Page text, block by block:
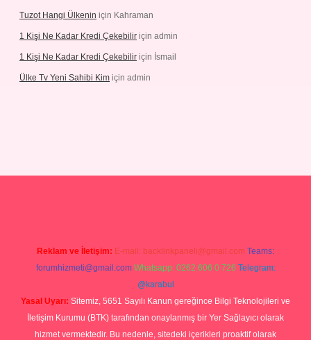
Tuzot Hangi Ülkenin için Kahraman
1 Kişi Ne Kadar Kredi Çekebilir için admin
1 Kişi Ne Kadar Kredi Çekebilir için İsmail
Ülke Tv Yeni Sahibi Kim için admin
Reklam ve İletişim: E-mail: backlinkpaneli@gmail.com Teams:
forumhizmeti@gmail.com Whatsapp: 0262 606 0 726 Telegram:
@karabul
Yasal Uyarı: Sitemiz, 5651 Sayılı Kanun gereğince Bilgi Teknolojileri ve
İletişim Kurumu (BTK) tarafından onaylanmış bir Yer Sağlayıcı olarak
hizmet vermektedir. Bu nedenle, sitedeki içerikleri proaktif olarak